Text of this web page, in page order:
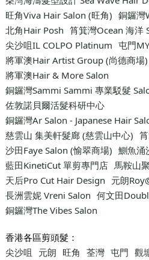
旺角Viva Hair Salon (旺角) 銅鑼灣
北角Hair Posh 筲箕灣Ocean 海洋
尖沙咀IL COLPO Platinum 屯門
將軍澳Hair Artist Group (尚德商場)
將軍澳Hair & More Salon
銅鑼灣Sammi Sammi 專業駁髮
佐敦諾貝爾活髮科研中心
銅鑼灣Ar Salon - Japanese Hair
慈雲山 集美軒髮廊 (慈雲山中心)
沙田Faye Salon (愉翠商場) 鰂魚涌
藍田KinetiCut 單剪專門店 馬鞍山
天后Pro Cut Hair Design 元朗
長洲雲妮 Vreni Salon 何文田
銅鑼灣The Vibes Salon
香港各區剪頭髮：
尖沙咀
元朗 旺角 荃灣 屯門 觀